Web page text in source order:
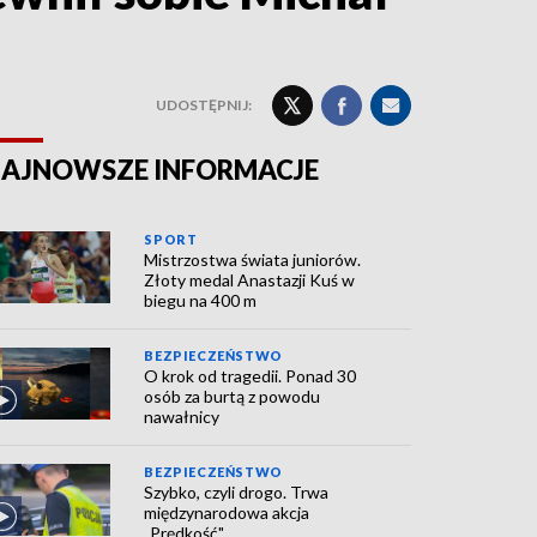
UDOSTĘPNIJ:
INFORMACJE
SPORT
Mistrzostwa świata juniorów.
Złoty medal Anastazji Kuś w
biegu na 400 m
BEZPIECZEŃSTWO
O krok od tragedii. Ponad 30
osób za burtą z powodu
nawałnicy
BEZPIECZEŃSTWO
Szybko, czyli drogo. Trwa
międzynarodowa akcja
„Prędkość"